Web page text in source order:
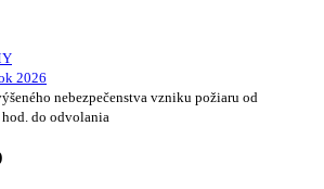
2026
nebezpečenstva vzniku požiaru od
do odvolania